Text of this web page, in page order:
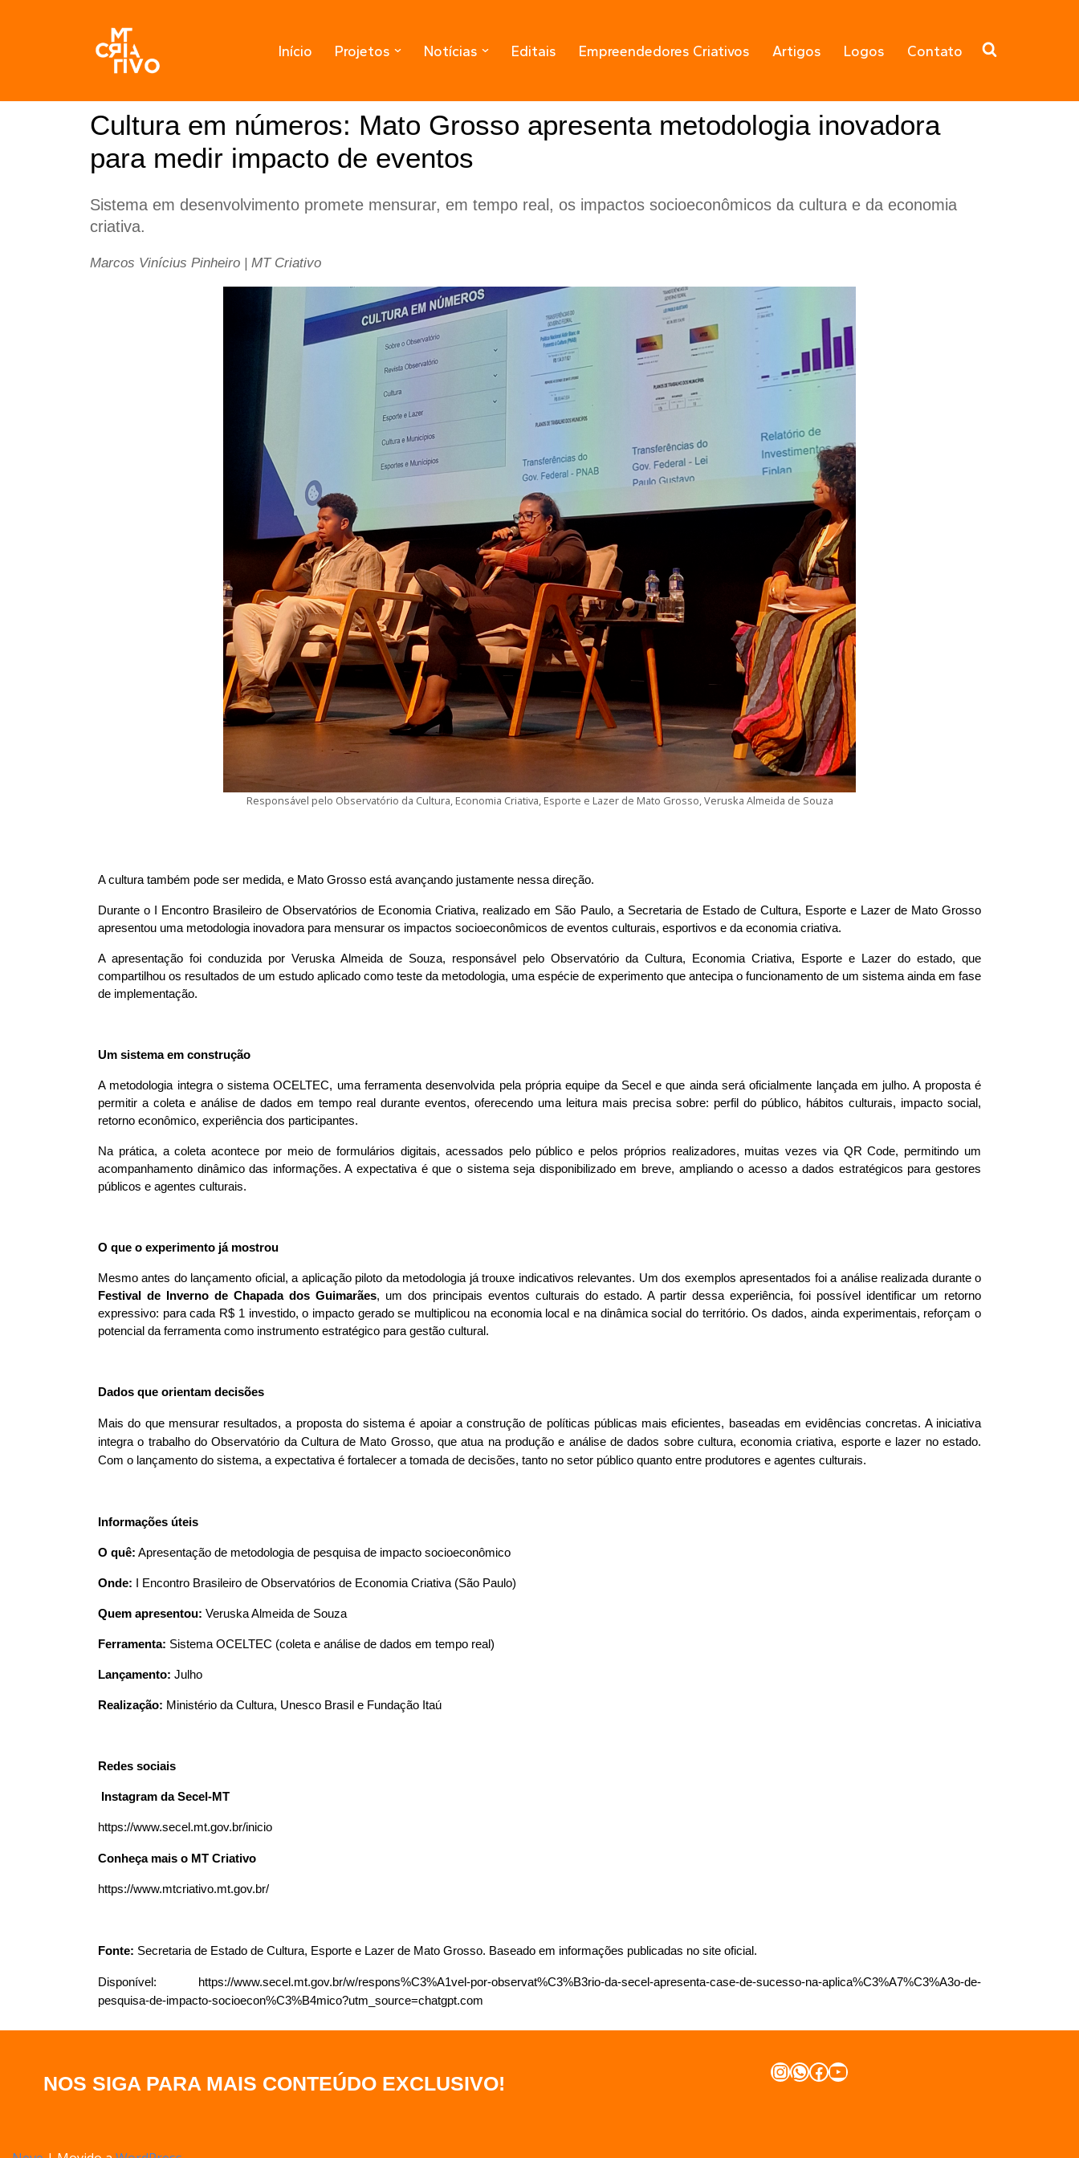
Início Projetos Notícias Editais Empreendedores Criativos Artigos Logos Contato
Cultura em números: Mato Grosso apresenta metodologia inovadora
para medir impacto de eventos
Sistema em desenvolvimento promete mensurar, em tempo real, os impactos socioeconômicos da cultura e da economia
criativa.
Marcos Vinícius Pinheiro | MT Criativo
Responsável pelo Observatório da Cultura, Economia Criativa, Esporte e Lazer de Mato Grosso, Veruska Almeida de Souza
A cultura também pode ser medida, e Mato Grosso está avançando justamente nessa direção.
Durante o I Encontro Brasileiro de Observatórios de Economia Criativa, realizado em São Paulo, a Secretaria de Estado de Cultura, Esporte e Lazer de Mato Grosso
apresentou uma metodologia inovadora para mensurar os impactos socioeconômicos de eventos culturais, esportivos e da economia criativa.
A apresentação foi conduzida por Veruska Almeida de Souza, responsável pelo Observatório da Cultura, Economia Criativa, Esporte e Lazer do estado, que
compartilhou os resultados de um estudo aplicado como teste da metodologia, uma espécie de experimento que antecipa o funcionamento de um sistema ainda em fase
de implementação.
Um sistema em construção
A metodologia integra o sistema OCELTEC, uma ferramenta desenvolvida pela própria equipe da Secel e que ainda será oficialmente lançada em julho. A proposta é
permitir a coleta e análise de dados em tempo real durante eventos, oferecendo uma leitura mais precisa sobre: perfil do público, hábitos culturais, impacto social,
retorno econômico, experiência dos participantes.
Na prática, a coleta acontece por meio de formulários digitais, acessados pelo público e pelos próprios realizadores, muitas vezes via QR Code, permitindo um
acompanhamento dinâmico das informações. A expectativa é que o sistema seja disponibilizado em breve, ampliando o acesso a dados estratégicos para gestores
públicos e agentes culturais.
O que o experimento já mostrou
Festival de Inverno de Chapada dos Guimarães, um dos principais eventos culturais do estado. A partir dessa experiência, foi possível identificar um retorno
expressivo: para cada R$ 1 investido, o impacto gerado se multiplicou na economia local e na dinâmica social do território. Os dados, ainda experimentais, reforçam o
potencial da ferramenta como instrumento estratégico para gestão cultural.
Dados que orientam decisões
Mais do que mensurar resultados, a proposta do sistema é apoiar a construção de políticas públicas mais eficientes, baseadas em evidências concretas. A iniciativa
integra o trabalho do Observatório da Cultura de Mato Grosso, que atua na produção e análise de dados sobre cultura, economia criativa, esporte e lazer no estado.
Com o lançamento do sistema, a expectativa é fortalecer a tomada de decisões, tanto no setor público quanto entre produtores e agentes culturais.
Informações úteis
O quê: Apresentação de metodologia de pesquisa de impacto socioeconômico
Onde: I Encontro Brasileiro de Observatórios de Economia Criativa (São Paulo)
Quem apresentou: Veruska Almeida de Souza
Ferramenta: Sistema OCELTEC (coleta e análise de dados em tempo real)
Lançamento: Julho
Realização: Ministério da Cultura, Unesco Brasil e Fundação Itaú
Redes sociais
nstagram da Secel-MT
https://www.secel.mt.gov.br/inicio
Conheça mais o MT Criativo
https://www.mtcriativo.mt.gov.br/
Fonte: Secretaria de Estado de Cultura, Esporte e Lazer de Mato Grosso. Baseado em informações publicadas no site oficial.
Disponível:
https://www.secel.mt.gov.br/w/respons%C3%A1vel-por-observat%C3%B3rio-da-secel-apresenta-case-de-sucesso-na-aplica%C3%A7%C3%A3o-de-
pesquisa-de-impacto-socioecon%C3%B4mico?utm_source=chatgpt.com
NOS SIGA PARA MAIS CONTEÚDO EXCLUSIVO!